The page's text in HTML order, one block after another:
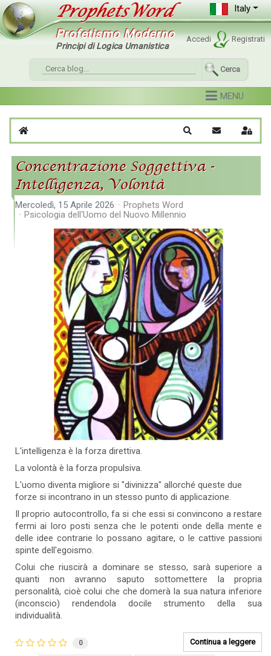
Italy
Profetismo Moderno
Principi di Logica Umanistica
Cerca
Home Cerca Iscriviti alSign
Concentrazione Soggettiva -
Intelligenza, Volontà
Mercoledì, 15 Aprile 2026
Prophets Word
Psicologia dell'Uomo del Nuovo Millennio
L'intelligenza è la forza direttiva.
La volontà è la forza propulsiva.
L'uomo diventa migliore si "divinizza" allorché queste due
forze si incontrano in un stesso punto di applicazione.
Il proprio autocontrollo, fa si che essi si convincono a restare
fermi ai loro posti senza che le potenti onde della mente e
delle idee contrarie lo possano agitare, o le cattive passioni
spinte dell'egoismo.
Colui che riuscirà a dominare se stesso, sarà superiore a
quanti non avranno saputo sottomettere la propria
personalità, cioè colui che che domerà la sua natura inferiore
(inconscio) rendendola docile strumento della sua
individualità.
Continua a leggere
0
Accedi Registrati